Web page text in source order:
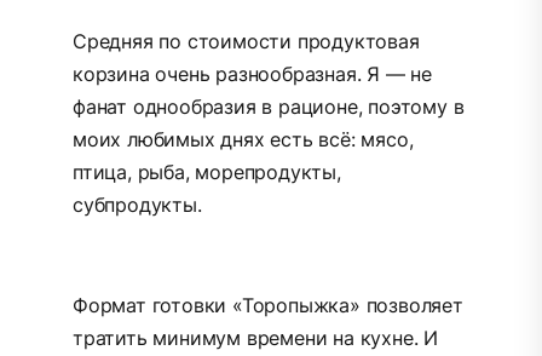
Средняя по стоимости продуктовая
корзина очень разнообразная. Я — не
фанат однообразия в рационе, поэтому в
моих любимых днях есть всё: мясо,
птица, рыба, морепродукты,
субпродукты.
Формат готовки «Торопыжка» позволяет
тратить минимум времени на кухне. И